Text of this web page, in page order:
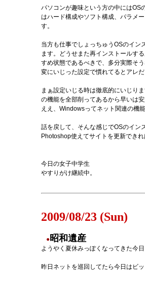
パソコンが趣味という方の中にはOS
はハード構成やソフト構成、パラメ
す。
当方も仕事でしょっちゅうOSのイン
ます。どうせまた再インストールす
すめ状態であるべきで、多分実際そ
変にいじった設定で慣れてるとアレ
まぁ設定いじる時は徹底的にいじり
の機能を全部削ってあるから早いは
ええ、Windowsってネット関連の機
話を戻して、そんな感じでOSのイン
Photoshop使えてサイトを更新でき
今日の女子中学生
やすりがけ継続中。
2009/08/23 (Sun)
●昭和遺産
ようやく夏休みっぽくなってきた今日
昨日ネットを巡回してたら今日はビ